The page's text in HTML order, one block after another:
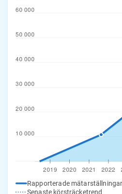
Rapporterade mätarställningar
Senaste körsträcketrend